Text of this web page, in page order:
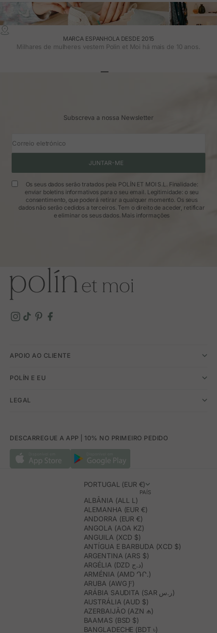
MARCA ESPANHOLA DESDE 2015
Milhares de mulheres vestem Polin et Moi há mais de 10 anos.
Subscreva a nossa Newsletter
Correio eletrónico
JUNTAR-ME
Os seus dados serão tratados pela POLÍN ET MOI S.L. Finalidade:
enviar boletins informativos para o seu email. Legitimidade: o seu
consentimento, que poderá retirar a qualquer momento. Os seus
dados não serão cedidos a terceiros. Tem o direito de aceder, retificar
e eliminar os seus dados. Mais informações
APOIO AO CLIENTE
POLÍN E EU
LEGAL
DESCARREGUE A APP | 10% NO PRIMEIRO PEDIDO
PORTUGAL (EUR €)
PAÍS
ALBÂNIA (ALL L)
ALEMANHA (EUR €)
ANDORRA (EUR €)
ANGOLA (AOA KZ)
ANGUILA (XCD $)
ANTÍGUA E BARBUDA (XCD $)
ARGENTINA (ARS $)
ARGÉLIA (DZD د.ج)
ARMÉNIA (AMD ԴՐ.)
ARUBA (AWG Ƒ)
ARÁBIA SAUDITA (SAR ر.س)
AUSTRÁLIA (AUD $)
AZERBAIJÃO (AZN ₼)
BAAMAS (BSD $)
BANGLADECHE (BDT ৳)